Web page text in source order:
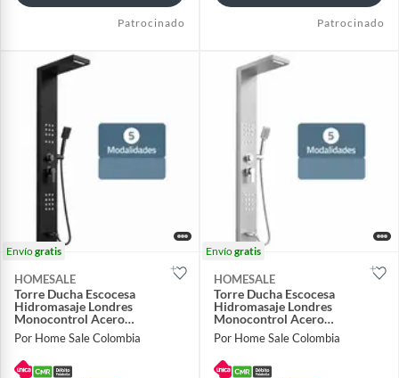
Patrocinado Patrocinado
Envíogratis
HOMESALE
Torre Ducha Escocesa
Hidromasaje Londres
Monocontrol Acero
Inoxidable Panel Columna De
Baño 2 Jets Regulables Negro
Por Home Sale Colombia
Envíogratis
HOMESALE
Torre Ducha Escocesa
Hidromasaje Londres
Monocontrol Acero
Inoxidable Panel Columna De
Baño 2 Jets Regulables Negro
Por Home Sale Colombia